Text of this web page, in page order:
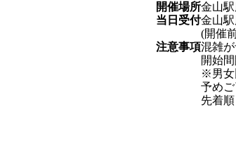
開催場所金山
当日受付金山
(開催
注意事項混雑
開始
※男女
予め
先着